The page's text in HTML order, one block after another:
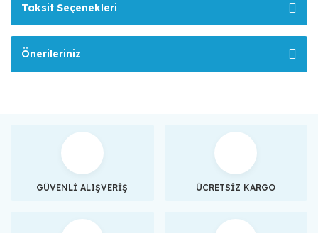
Taksit Seçenekleri
Önerileriniz
GÜVENLİ ALIŞVERİŞ ÜCRETSİZ KARGO